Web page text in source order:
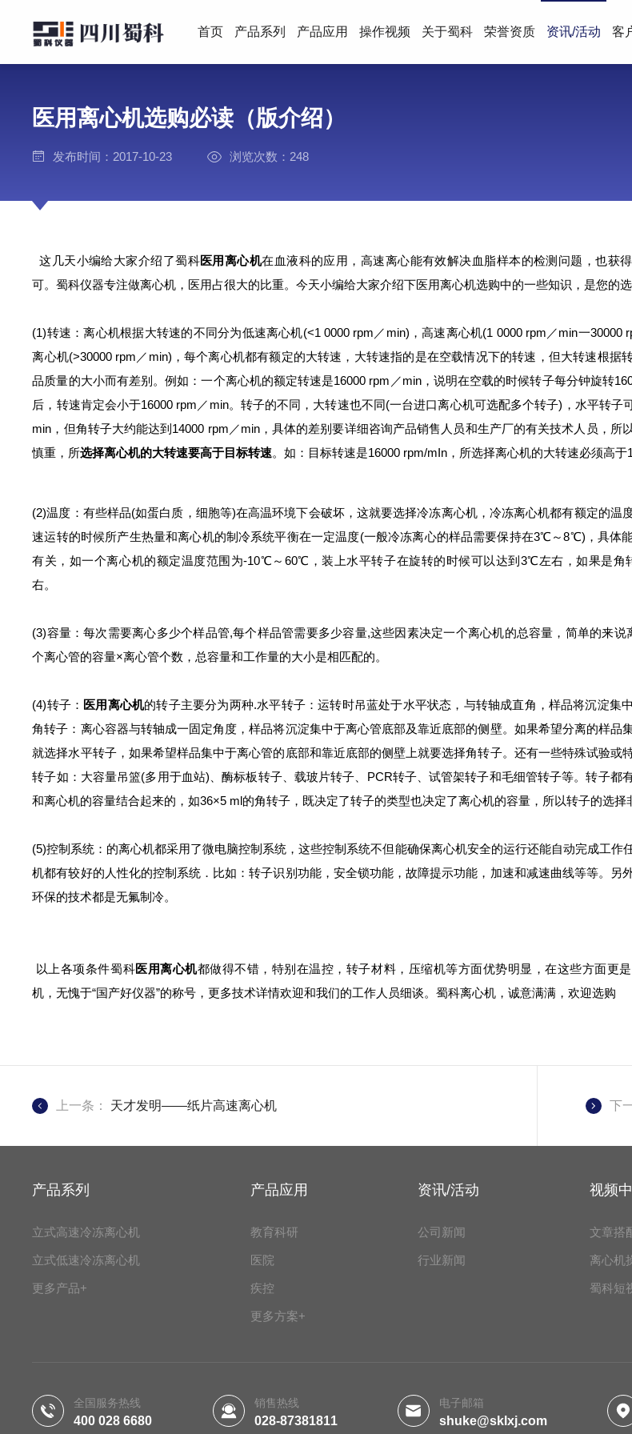
首页 产品系列 产品应用 操作视频 关于蜀科 荣誉资质 资讯/活动 客
医用离心机选购必读（版介绍）
发布时间：2017-10-23 浏览次数：248
这几天小编给大家介绍了蜀科医用离心机在血液科的应用，高速离心能有效解决血脂样本的检测问题，也获
可。蜀科仪器专注做离心机，医用占很大的比重。今天小编给大家介绍下医用离心机选购中的一些知识，是您的选
(1)转速：离心机根据大转速的不同分为低速离心机(<1 0000 rpm／min)，高速离心机(1 0000 rpm／min一30000
离心机(>30000 rpm／min)，每个离心机都有额定的大转速，大转速指的是在空载情况下的转速，但大转速根据
品质量的大小而有差别。例如：一个离心机的额定转速是16000 rpm／min，说明在空载的时候转子每分钟旋转
后，转速肯定会小于16000 rpm／min。转子的不同，大转速也不同(一台进口离心机可选配多个转子)，水平转子
min，但角转子大约能达到14000 rpm／min，具体的差别要详细咨询产品销售人员和生产厂的有关技术人员，所
慎重，所选择离心机的大转速要高于目标转速。如：目标转速是16000 rpm/mIn，所选择离心机的大转速必须高于
(2)温度：有些样品(如蛋白质，细胞等)在高温环境下会破坏，这就要选择冷冻离心机，冷冻离心机都有额定的温
速运转的时候所产生热量和离心机的制冷系统平衡在一定温度(一般冷冻离心的样品需要保持在3℃～8℃)，具体
有关，如一个离心机的额定温度范围为-10℃～60℃，装上水平转子在旋转的时候可以达到3℃左右，如果是角
右。
(3)容量：每次需要离心多少个样品管,每个样品管需要多少容量,这些因素决定一个离心机的总容量，简单的来说
个离心管的容量×离心管个数，总容量和工作量的大小是相匹配的。
(4)转子： 医用离心机的转子主要分为两种.水平转子：运转时吊蓝处于水平状态，与转轴成直角，样品将沉淀集
角转子：离心容器与转轴成一固定角度，样品将沉淀集中于离心管底部及靠近底部的侧壁。如果希望分离的样品
就选择水平转子，如果希望样品集中于离心管的底部和靠近底部的侧壁上就要选择角转子。还有一些特殊试验或
转子如：大容量吊篮(多用于血站)、酶标板转子、载玻片转子、PCR转子、试管架转子和毛细管转子等。转子都
和离心机的容量结合起来的，如36×5 ml的角转子，既决定了转子的类型也决定了离心机的容量，所以转子的选择
(5)控制系统：的离心机都采用了微电脑控制系统，这些控制系统不但能确保离心机安全的运行还能自动完成工作
机都有较好的人性化的控制系统．比如：转子识别功能，安全锁功能，故障提示功能，加速和减速曲线等等。另
环保的技术都是无氟制冷。
以上各项条件蜀科医用离心机都做得不错，特别在温控，转子材料，压缩机等方面优势明显，在这些方面更
机，无愧于“国产好仪器”的称号，更多技术详情欢迎和我们的工作人员细谈。蜀科离心机，诚意满满，欢迎选购
上一条： 天才发明——纸片高速离心机 下
产品系列
立式高速冷冻离心机
立式低速冷冻离心机
更多产品+
产品应用
教育科研
医院
疾控
更多方案+
资讯/活动
公司新闻
行业新闻
视频
文章搭
离心机
蜀科短
全国服务热线
400 028 6680
销售热线
028-87381811
电子邮箱
shuke@sklxj.com